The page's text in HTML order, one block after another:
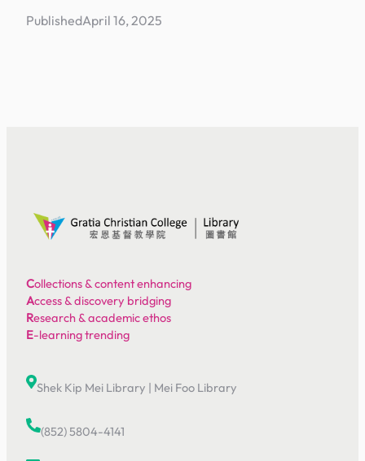
PublishedApril 16, 2025
Collections & content enhancing
Access & discovery bridging
Research & academic ethos
E-learning trending
Shek Kip Mei Library | Mei Foo Library
(852) 5804-4141